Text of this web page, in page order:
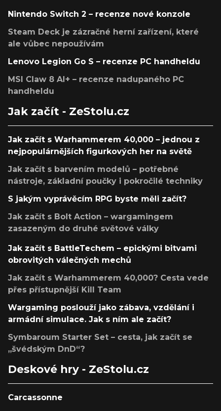
Nintendo Switch 2 – recenze nové konzole
Steam Deck je zázračné herní zařízení, které
ale vůbec nepoužívám
Lenovo Legion Go S – recenze PC handheldu
MSI Claw 8 AI+ – recenze nadupaného PC
handheldu
Jak začít - ZeStolu.cz
Jak začít s Warhammerem 40,000 – jednou z
nejpopulárnějších figurkových her na světě
Jak začít s barvením modelů – potřebné
nástroje, základní poučky i pokročilé techniky
S jakým vyprávěcím RPG byste měli začít?
Jak začít s Bolt Action – wargamingem
zasazeným do druhé světové války
Jak začít s BattleTechem – epickými bitvami
obrovitých válečných mechů
Jak začít s Warhammerem 40,000? Cesta vede
přes přístupnější Kill Team
Wargaming poslouží jako zábava, vzdělání i
armádní simulace. Jak s ním ale začít?
Symbaroum Starter Set – cesta, jak začít se
„švédským DnD“?
Deskové hry - ZeStolu.cz
Carcassonne